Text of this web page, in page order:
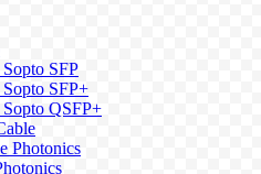
SFP
SFP+
QSFP+
Photonics